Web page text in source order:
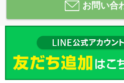
お問い合